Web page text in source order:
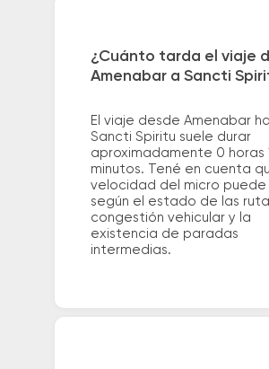
¿Cuánto tarda el viaje
Amenabar a Sancti
El viaje desde Amenabar
Sancti Spiritu suele durar
aproximadamente 0 horas
minutos. Tené en cuenta
velocidad del micro puede
según el estado de las
congestión vehicular y la
existencia de paradas
intermedias.